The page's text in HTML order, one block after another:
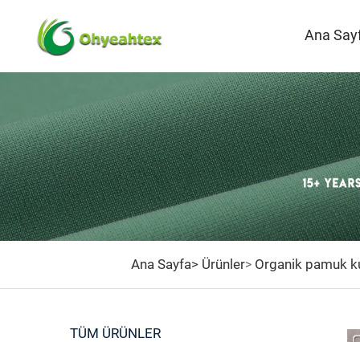
Ana
Ana Sayfa> Ürünler> Organik pamuk
TÜM ÜRÜNLER